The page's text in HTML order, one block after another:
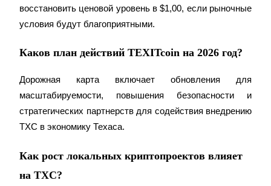
Bitrue Партнеры
восстановить ценовой уровень в $1,00, если рыночные
условия будут благоприятными.
Каков план действий TEXITcoin на 2026 год?
Дорожная карта включает обновления для
масштабируемости, повышения безопасности и
стратегических партнерств для содействия внедрению
TXC в экономику Техаса.
Как рост локальных криптопроектов влияет
на TXC?